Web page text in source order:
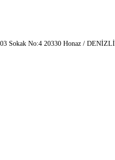
Sokak No:4 20330 Honaz / DENİZLİ